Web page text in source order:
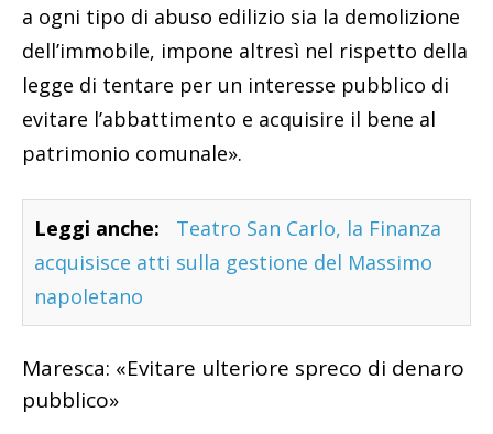
a ogni tipo di abuso edilizio sia la demolizione
dell’immobile, impone altresì nel rispetto della
legge di tentare per un interesse pubblico di
evitare l’abbattimento e acquisire il bene al
patrimonio comunale».
Leggi anche:
Teatro San Carlo, la Finanza
acquisisce atti sulla gestione del Massimo
napoletano
Maresca: «Evitare ulteriore spreco di denaro
pubblico»